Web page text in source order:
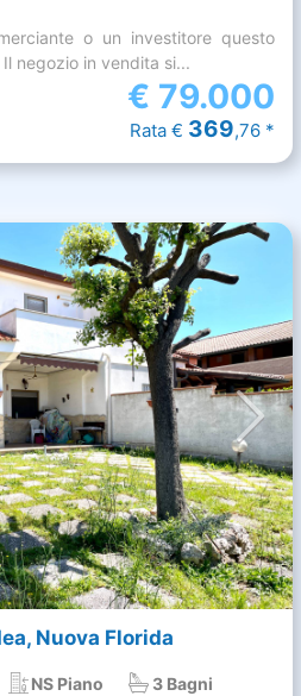
o un investitore questo
negozio in vendita si...
€ 79.000
Rata € 369,76 *
Nuova Florida
NS Piano 3 Bagni